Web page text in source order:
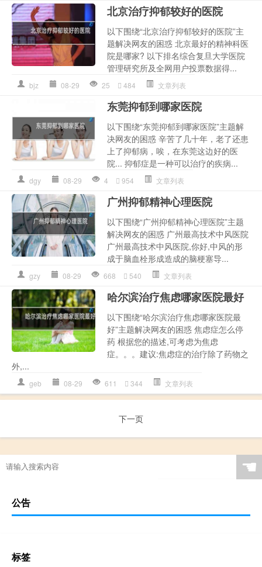
北京治疗抑郁较好的医院
以下围绕“北京治疗抑郁较好的医院”主
题解决网友的困惑 北京最好的精神科医
院是哪家? 以下排名综合复旦大学医院
管理研究所及全网用户投票数据得...
bjz 08-29 25 484 文章列表
东莞抑郁到哪家医院
以下围绕“东莞抑郁到哪家医院”主题解
决网友的困惑 辛苦了几十年，老了还患
上了抑郁病，唉，在东莞这边好的医
院... 抑郁症是一种可以治疗的疾病...
dgy 08-29 4 954 文章列表
广州抑郁精神心理医院
以下围绕“广州抑郁精神心理医院”主题
解决网友的困惑 广州最高技术中风医院
广州最高技术中风医院,你好,中风的形
成于脑血栓形成造成的脑梗塞导...
gzy 08-29 668 540 文章列表
哈尔滨治疗焦虑哪家医院最好
以下围绕“哈尔滨治疗焦虑哪家医院最
好”主题解决网友的困惑 焦虑症怎么停
药 根据您的描述,可考虑为焦虑
症。。。建议:焦虑症的治疗除了药物之
外,...
geb 08-29 611 344 文章列表
下一页
☚
公告
标签